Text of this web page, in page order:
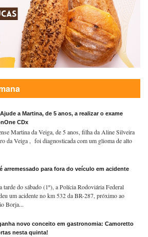
a Martina, de 5 anos, a realizar o exame
CDx
Martina da Veiga, de 5 anos, filha da Aline Silveira
da Veiga , foi diagnosticada com um glioma de alto
arremessado para fora do veículo em acidente
tarde do sábado (1º), a Polícia Rodoviária Federal
um acidente no km 532 da BR-287, próximo ao
Borja...
novo conceito em gastronomia: Camoretto
nesta quinta!